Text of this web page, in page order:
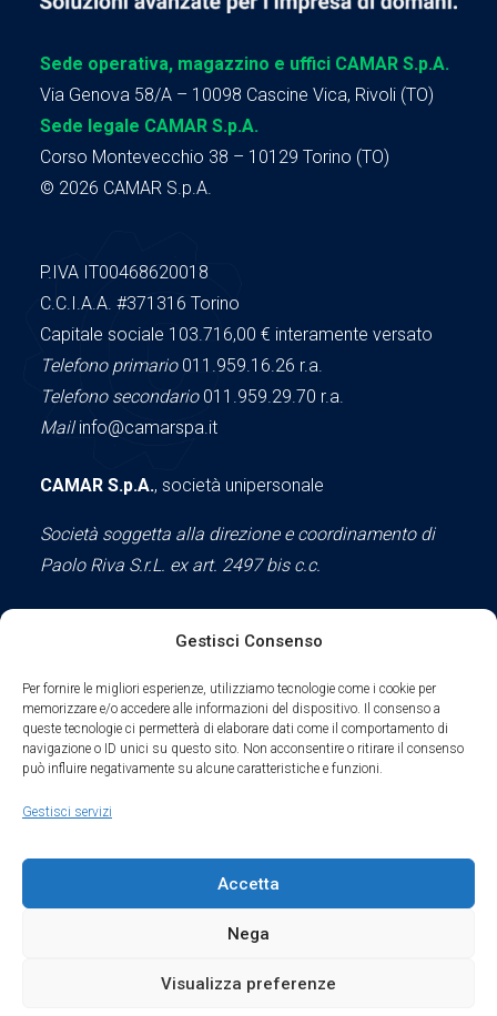
Gestisci Consenso
Per fornire le migliori esperienze, utilizziamo tecnologie come i cookie per
memorizzare e/o accedere alle informazioni del dispositivo. Il consenso a
queste tecnologie ci permetterà di elaborare dati come il comportamento di
navigazione o ID unici su questo sito. Non acconsentire o ritirare il consenso
può influire negativamente su alcune caratteristiche e funzioni.
Gestisci servizi
Accetta
Nega
Visualizza preferenze
Sede operativa, magazzino e uffici CAMAR S.p.A.
Via Genova 58/A – 10098 Cascine Vica, Rivoli (TO)
Sede legale CAMAR S.p.A.
Corso Montevecchio 38 – 10129 Torino (TO)
© 2026 CAMAR S.p.A.
P.IVA IT00468620018
C.C.I.A.A. #371316 Torino
Capitale sociale 103.716,00 € interamente versato
Telefono primario011.959.16.26 r.a.
Telefono secondario011.959.29.70 r.a.
Mailinfo@camarspa.it
CAMAR S.p.A., società unipersonale
Società soggetta alla direzione e coordinamento di
Paolo Riva S.r.L. ex art. 2497 bis c.c.
Cookie Policy